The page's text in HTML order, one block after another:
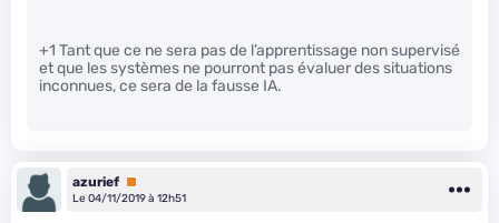
+1 Tant que ce ne sera pas de l’apprentissage non supervisé
et que les systèmes ne pourront pas évaluer des situations
inconnues, ce sera de la fausse IA.
azurief Premium
Le 04/11/2019 à 12h51